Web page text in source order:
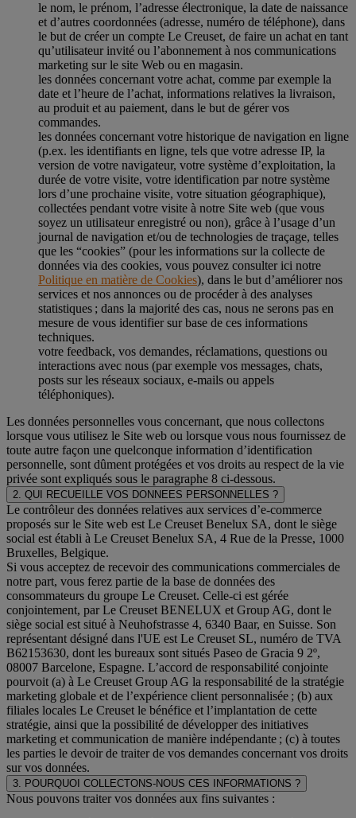
le nom, le prénom, l’adresse électronique, la date de naissance
et d’autres coordonnées (adresse, numéro de téléphone), dans
le but de créer un compte Le Creuset, de faire un achat en tant
qu’utilisateur invité ou l’abonnement à nos communications
marketing sur le site Web ou en magasin.
les données concernant votre achat, comme par exemple la
date et l’heure de l’achat, informations relatives la livraison,
au produit et au paiement, dans le but de gérer vos
commandes.
les données concernant votre historique de navigation en ligne
(p.ex. les identifiants en ligne, tels que votre adresse IP, la
version de votre navigateur, votre système d’exploitation, la
durée de votre visite, votre identification par notre système
lors d’une prochaine visite, votre situation géographique),
collectées pendant votre visite à notre Site web (que vous
soyez un utilisateur enregistré ou non), grâce à l’usage d’un
journal de navigation et/ou de technologies de traçage, telles
que les “cookies” (pour les informations sur la collecte de
données via des cookies, vous pouvez consulter ici notre
Politique en matière de Cookies), dans le but d’améliorer nos
services et nos annonces ou de procéder à des analyses
statistiques ; dans la majorité des cas, nous ne serons pas en
mesure de vous identifier sur base de ces informations
techniques.
votre feedback, vos demandes, réclamations, questions ou
interactions avec nous (par exemple vos messages, chats,
posts sur les réseaux sociaux, e-mails ou appels
téléphoniques).
Les données personnelles vous concernant, que nous collectons
lorsque vous utilisez le Site web ou lorsque vous nous fournissez de
toute autre façon une quelconque information d’identification
personnelle, sont dûment protégées et vos droits au respect de la vie
privée sont expliqués sous le paragraphe 8 ci-dessous.
2. QUI RECUEILLE VOS DONNEES PERSONNELLES ?
Le contrôleur des données relatives aux services d’e-commerce
proposés sur le Site web est Le Creuset Benelux SA, dont le siège
social est établi à Le Creuset Benelux SA, 4 Rue de la Presse, 1000
Bruxelles, Belgique.
Si vous acceptez de recevoir des communications commerciales de
notre part, vous ferez partie de la base de données des
consommateurs du groupe Le Creuset. Celle-ci est gérée
conjointement, par Le Creuset BENELUX et Group AG, dont le
siège social est situé à Neuhofstrasse 4, 6340 Baar, en Suisse. Son
représentant désigné dans l'UE est Le Creuset SL, numéro de TVA
B62153630, dont les bureaux sont situés Paseo de Gracia 9 2º,
08007 Barcelone, Espagne. L’accord de responsabilité conjointe
pourvoit (a) à Le Creuset Group AG la responsabilité de la stratégie
marketing globale et de l’expérience client personnalisée ; (b) aux
filiales locales Le Creuset le bénéfice et l’implantation de cette
stratégie, ainsi que la possibilité de développer des initiatives
marketing et communication de manière indépendante ; (c) à toutes
les parties le devoir de traiter de vos demandes concernant vos droits
sur vos données.
3. POURQUOI COLLECTONS-NOUS CES INFORMATIONS ?
Nous pouvons traiter vos données aux fins suivantes :